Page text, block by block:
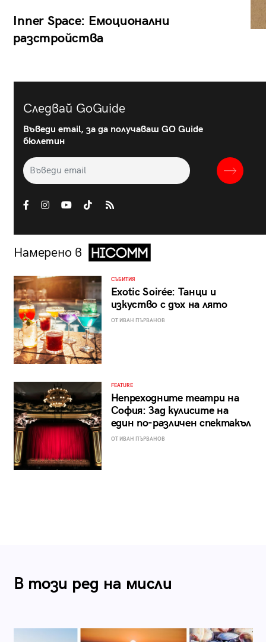
Inner Space: Емоционални
разстройства
Следвай GoGuide
Въведи email, за да получаваш GO Guide
бюлетин
Намерено в
СЪБИТИЯ
Exotic Soirée: Танци и
изкуство с дъх на лято
ОТ ИВАН ПЪРВАНОВ
FEATURE
Непреходните театри на
София: Зад кулисите на
един по-различен спектакъл
ОТ ИВАН ПЪРВАНОВ
В този ред на мисли